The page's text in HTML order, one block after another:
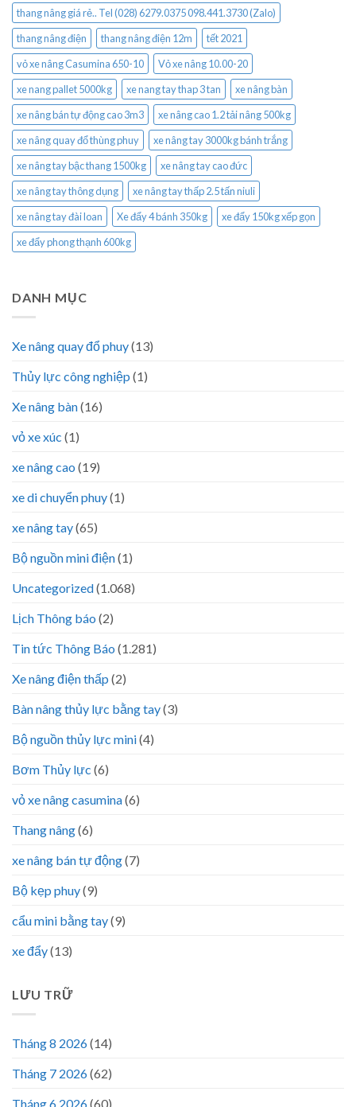
thang nâng giá rẻ.. Tel (028) 6279.0375 098.441.3730 (Zalo)
thang nâng điện
thang nâng điện 12m
tết 2021
vỏ xe nâng Casumina 650-10
Vỏ xe nâng 10.00-20
xe nang pallet 5000kg
xe nang tay thap 3 tan
xe nâng bàn
xe nâng bán tự động cao 3m3
xe nâng cao 1.2 tải nâng 500kg
xe nâng quay đổ thùng phuy
xe nâng tay 3000kg bánh trắng
xe nâng tay bậc thang 1500kg
xe nâng tay cao đức
xe nâng tay thông dụng
xe nâng tay thấp 2.5 tấn niuli
xe nâng tay đài loan
Xe đẩy 4 bánh 350kg
xe đẩy 150kg xếp gọn
xe đẩy phong thạnh 600kg
DANH MỤC
Xe nâng quay đổ phuy(13)
Thủy lực công nghiệp (1)
Xe nâng bàn(16)
vỏ xe xúc (1)
xe nâng cao (19)
xe di chuyển phuy(1)
xe nâng tay(65)
Bộ nguồn mini điện(1)
Uncategorized(1.068)
Lịch Thông báo (2)
Tin tức Thông Báo (1.281)
Xe nâng điện thấp (2)
Bàn nâng thủy lực bằng tay(3)
Bộ nguồn thủy lực mini(4)
Bơm Thủy lực (6)
vỏ xe nâng casumina(6)
Thang nâng(6)
xe nâng bán tự động(7)
Bộ kẹp phuy(9)
cẩu mini bằng tay(9)
xe đẩy(13)
LƯU TRỮ
Tháng 8 2026(14)
Tháng 7 2026(62)
Tháng 6 2026(60)